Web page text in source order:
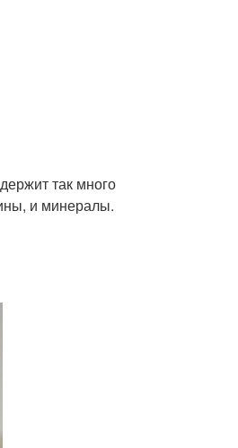
так много
и минералы.